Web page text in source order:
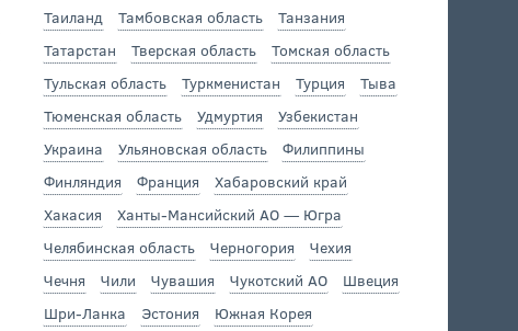
Таиланд
Тамбовская область
Танзания
Татарстан
Тверская область
Томская область
Тульская область
Туркменистан Турция
Тыва
Тюменская область
Удмуртия
Узбекистан
Украина
Ульяновская область
Филиппины
Финляндия
Франция
Хабаровский край
Хакасия
Ханты-Мансийский АО — Югра
Челябинская область
Черногория
Чехия
Чечня
Чили Чувашия Чукотский АО
Швеция
Шри-Ланка
Эстония
Южная Корея